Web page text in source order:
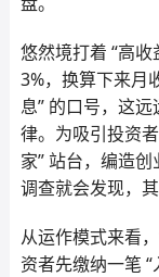
悠然境打着 “高
3%，换算下来月
息” 的口号，这
律。为吸引投资
家” 站台，编造
调查就会发现，
从运作模式来看
资者先缴纳一笔